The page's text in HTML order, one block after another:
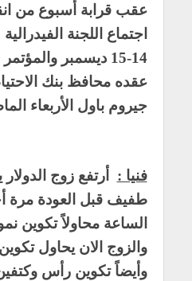
عقب قرابة أسبوع من
اجتماع اللجنة
14-15 ديسمبر
عقده محافظ بنك
جيروم باول الأربعاء
فنيا : أرتفع زوج
طفيف قبل العودة مرة
الساعة محاولاً تكوين
والزوج الان يحاول
وأيضاً تكوين رأس